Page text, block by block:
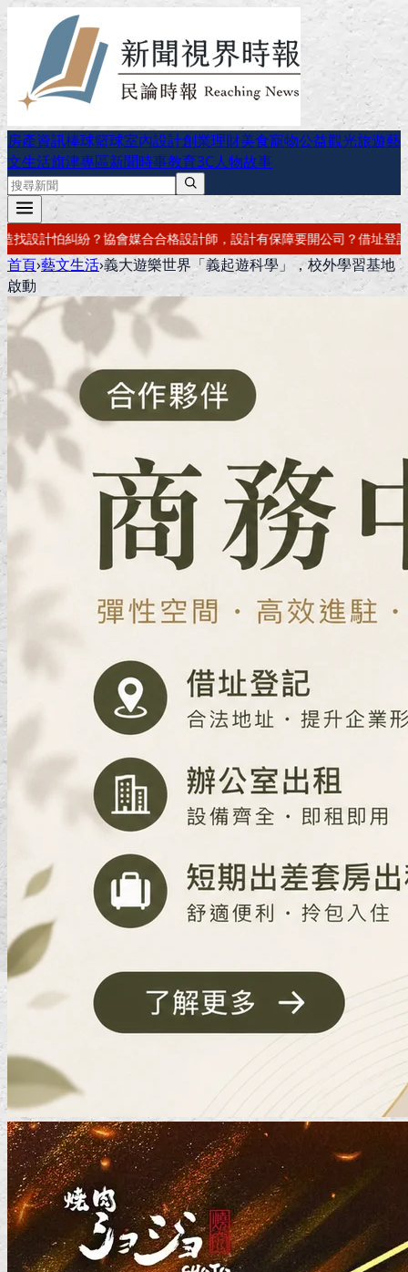
房產資訊棒球籃球室內設計創業理財美食寵物公益觀光旅遊藝
文生活旗津專區新聞時事教育3C人物故事
計有保障要開公司？借址登記・公司設立・工商登記一次辦好 記帳報稅
首頁›藝文生活›義大遊樂世界「義起遊科學」，校外學習基地
啟動